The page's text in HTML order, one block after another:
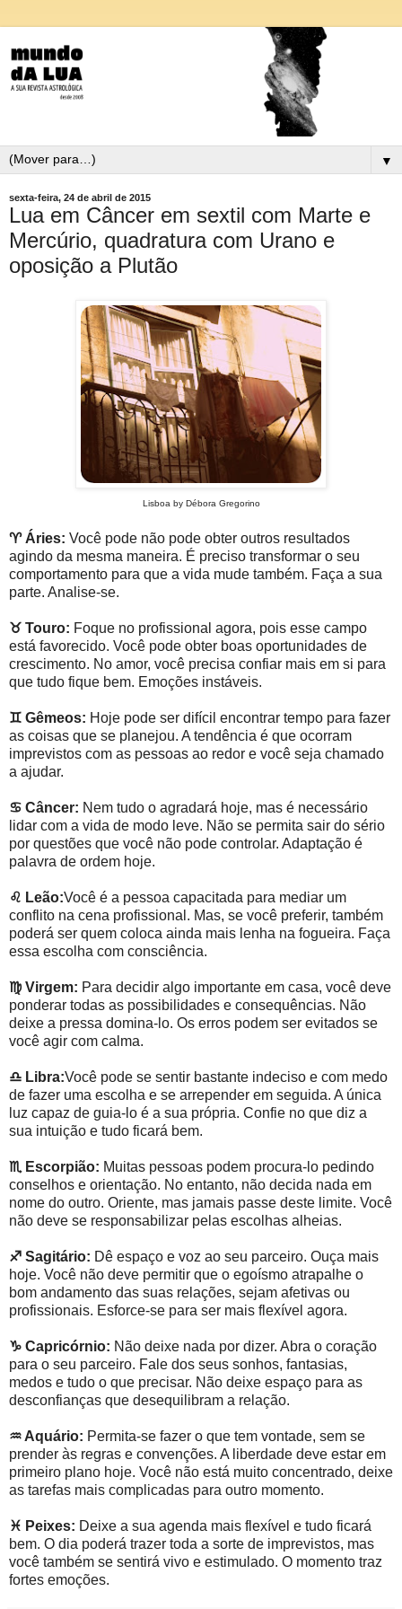
▼
sexta-feira, 24 de abril de 2015
Lua em Câncer em sextil com Marte e
Mercúrio, quadratura com Urano e
oposição a Plutão
Lisboa by Débora Gregorino
♈Áries: Você pode não pode obter outros resultados
agindo da mesma maneira. É preciso transformar o seu
comportamento para que a vida mude também. Faça a sua
parte. Analise-se.
♉ Touro: Foque no profissional agora, pois esse campo
está favorecido. Você pode obter boas oportunidades de
crescimento. No amor, você precisa confiar mais em si para
que tudo fique bem. Emoções instáveis.
♊ Gêmeos: Hoje pode ser difícil encontrar tempo para fazer
as coisas que se planejou. A tendência é que ocorram
imprevistos com as pessoas ao redor e você seja chamado
a ajudar.
♋ Câncer: Nem tudo o agradará hoje, mas é necessário
lidar com a vida de modo leve. Não se permita sair do sério
por questões que você não pode controlar. Adaptação é
palavra de ordem hoje.
♌ Leão:Você é a pessoa capacitada para mediar um
conflito na cena profissional. Mas, se você preferir, também
poderá ser quem coloca ainda mais lenha na fogueira. Faça
essa escolha com consciência.
♍Virgem: Para decidir algo importante em casa, você deve
ponderar todas as possibilidades e consequências. Não
deixe a pressa domina-lo. Os erros podem ser evitados se
você agir com calma.
♎ Libra:Você pode se sentir bastante indeciso e com medo
de fazer uma escolha e se arrepender em seguida. A única
luz capaz de guia-lo é a sua própria. Confie no que diz a
sua intuição e tudo ficará bem.
♏ Escorpião: Muitas pessoas podem procura-lo pedindo
conselhos e orientação. No entanto, não decida nada em
nome do outro. Oriente, mas jamais passe deste limite. Você
não deve se responsabilizar pelas escolhas alheias.
♐ Sagitário: Dê espaço e voz ao seu parceiro. Ouça mais
hoje. Você não deve permitir que o egoísmo atrapalhe o
bom andamento das suas relações, sejam afetivas ou
profissionais. Esforce-se para ser mais flexível agora.
♑ Capricórnio: Não deixe nada por dizer. Abra o coração
para o seu parceiro. Fale dos seus sonhos, fantasias,
medos e tudo o que precisar. Não deixe espaço para as
desconfianças que desequilibram a relação.
♒ Aquário: Permita-se fazer o que tem vontade, sem se
prender às regras e convenções. A liberdade deve estar em
primeiro plano hoje. Você não está muito concentrado, deixe
as tarefas mais complicadas para outro momento.
♓ Peixes: Deixe a sua agenda mais flexível e tudo ficará
bem. O dia poderá trazer toda a sorte de imprevistos, mas
você também se sentirá vivo e estimulado. O momento traz
fortes emoções.